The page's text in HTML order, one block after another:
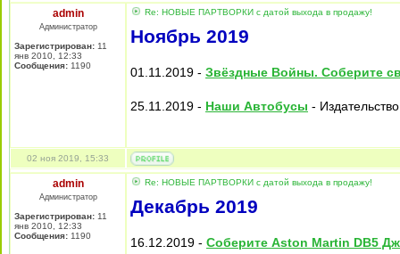
admin
Администратор
Зарегистрирован: 11
янв 2010, 12:33
Сообщения: 1190
Re: НОВЫЕ ПАРТВОРКИ с датой выхода в продажу!
Ноябрь 2019
01.11.2019 - Звёздные Войны. Соберите
25.11.2019 - Наши Автобусы -
02 ноя 2019, 15:33
admin
Администратор
Зарегистрирован: 11
янв 2010, 12:33
Сообщения: 1190
Re: НОВЫЕ ПАРТВОРКИ с датой выхода в продажу!
Декабрь 2019
16.12.2019 - Соберите Aston Martin DB5